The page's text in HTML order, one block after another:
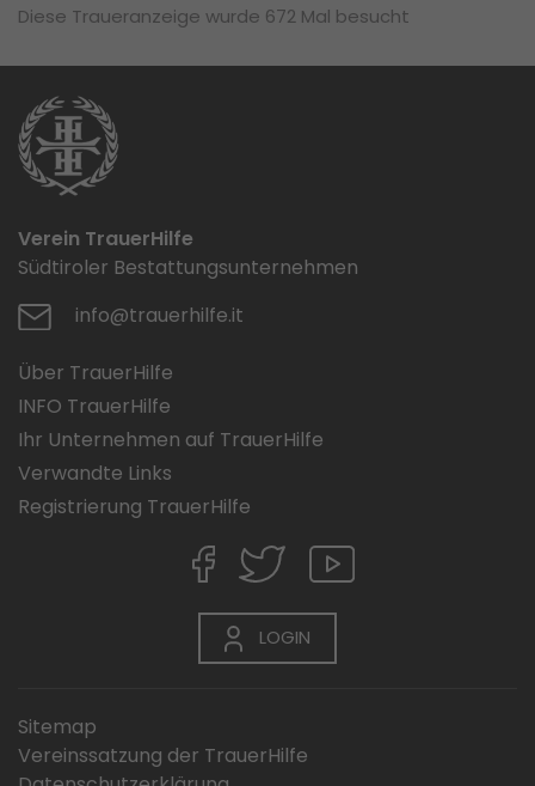
Diese Traueranzeige wurde 672 Mal besucht
Verein TrauerHilfe
Südtiroler Bestattungsunternehmen
info@trauerhilfe.it
Über TrauerHilfe
INFO TrauerHilfe
Ihr Unternehmen auf TrauerHilfe
Verwandte Links
Registrierung TrauerHilfe
LOGIN
Sitemap
Vereinssatzung der TrauerHilfe